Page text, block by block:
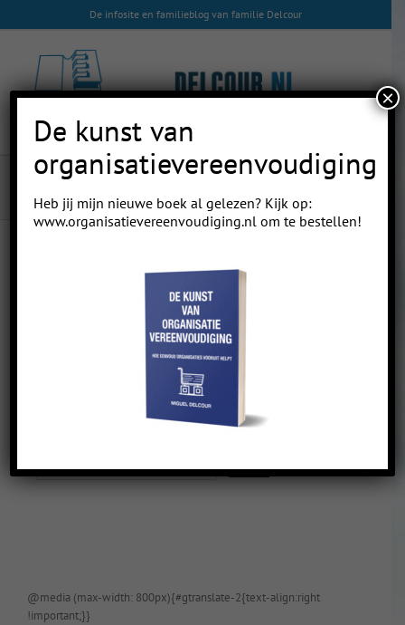
to
De infosite en familieblog van familie Delcour
Spoken
De blog is (tijdelijk) afgeschermd, als je toegang wilt, app of mail
@media (max-width: 800px){#gtranslate-2{text-align:right
!important;}}
De kunst van
organisatievereenvoudiging
Heb jij mijn nieuwe boek al gelezen? Kijk op:
www.organisatievereenvoudiging.nl om te bestellen!
×